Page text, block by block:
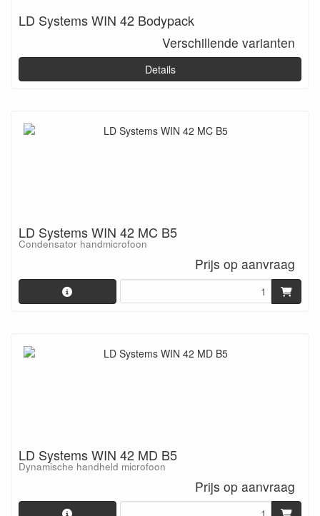
LD Systems WIN 42 Bodypack
Verschillende varianten
Details
LD Systems WIN 42 MC B5
Condensator handmicrofoon
Prijs op aanvraag
LD Systems WIN 42 MD B5
Dynamische handheld microfoon
Prijs op aanvraag